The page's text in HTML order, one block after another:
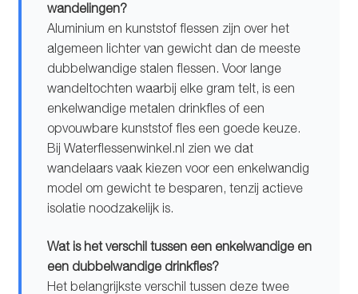
wandelingen?
Aluminium en kunststof flessen zijn over het
algemeen lichter van gewicht dan de meeste
dubbelwandige stalen flessen. Voor lange
wandeltochten waarbij elke gram telt, is een
enkelwandige metalen drinkfles of een
opvouwbare kunststof fles een goede keuze.
Bij Waterflessenwinkel.nl zien we dat
wandelaars vaak kiezen voor een enkelwandig
model om gewicht te besparen, tenzij actieve
isolatie noodzakelijk is.
Wat is het verschil tussen een enkelwandige en
een dubbelwandige drinkfles?
Het belangrijkste verschil tussen deze twee